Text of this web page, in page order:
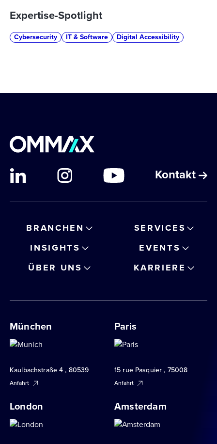
Expertise-Spotlight
Cybersecurity IT & Software Digital Accessibility
Kontakt
BRANCHEN
SERVICES
INSIGHTS
EVENTS
ÜBER UNS
KARRIERE
München
Kaulbachstraße 4 , 80539
Anfahrt
Paris
15 rue Pasquier , 75008
Anfahrt
London Amsterdam